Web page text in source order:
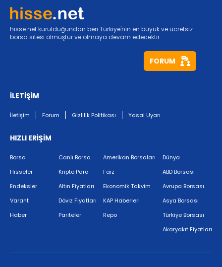
hisse.net kurulduğundan beri Türkiye'nin en büyük ve ücretsiz
borsa sitesi olmuştur ve olmaya devam edecektir.
FORUM
İLETİŞİM
İletişim Forum Gizlilik Politikası Yasal Uyarı
HIZLI ERİŞİM
Borsa
Hisseler
Endeksler
Varant
Haber
Canlı Borsa
Kripto Para
Altın Fiyatları
Döviz Fiyatları
Pariteler
Amerikan Borsaları
Faiz
Ekonomik Takvim
KAP Haberleri
Repo
Dünya
ABD Borsası
Avrupa Borsası
Asya Borsası
Türkiye Borsası
Akaryakıt Fiyatları